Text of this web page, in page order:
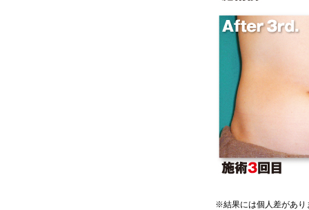
※結果には個人差があり